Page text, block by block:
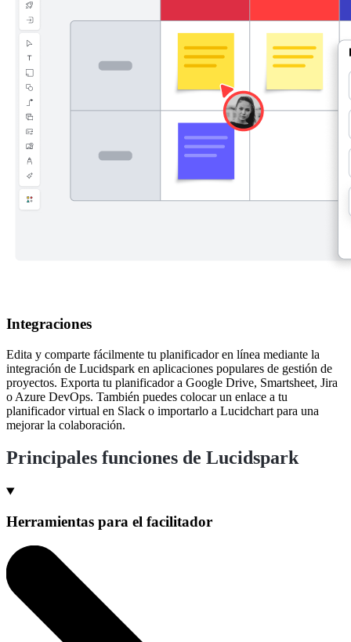
Integraciones
Edita y comparte fácilmente tu planificador en línea mediante la
integración de Lucidspark en aplicaciones populares de gestión de
proyectos. Exporta tu planificador a Google Drive, Smartsheet, Jira
o Azure DevOps. También puedes colocar un enlace a tu
planificador virtual en Slack o importarlo a Lucidchart para una
mejorar la colaboración.
Principales funciones de Lucidspark
Herramientas para el facilitador